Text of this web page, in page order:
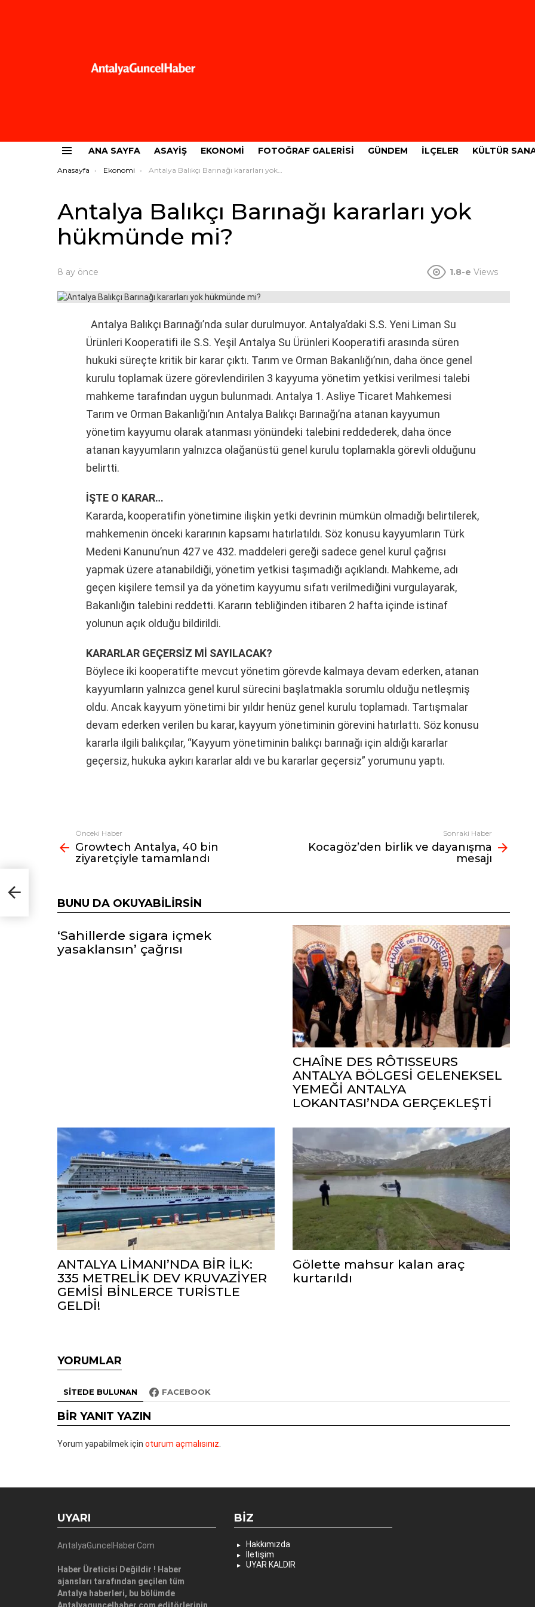
ANA SAYFA ASAYIŞ EKONOMI FOTOĞRAF GALERISI GÜNDEM İLÇELER KÜLTÜR
Buradasınız:
Anasayfa Ekonomi Antalya Balıkçı Barınağı kararları yok hükmünde mi?
Antalya Balıkçı Barınağı kararları yok
hükmünde mi?
8 ay önce 1.8-e Views
Antalya Balıkçı Barınağı’nda sular durulmuyor. Antalya’daki S.S. Yeni Liman Su
Ürünleri Kooperatifi ile S.S. Yeşil Antalya Su Ürünleri Kooperatifi arasında süren
hukuki süreçte kritik bir karar çıktı. Tarım ve Orman Bakanlığı’nın, daha önce genel
kurulu toplamak üzere görevlendirilen 3 kayyuma yönetim yetkisi verilmesi talebi
mahkeme tarafından uygun bulunmadı. Antalya 1. Asliye Ticaret Mahkemesi
Tarım ve Orman Bakanlığı’nın Antalya Balıkçı Barınağı’na atanan kayyumun
yönetim kayyumu olarak atanması yönündeki talebini reddederek, daha önce
atanan kayyumların yalnızca olağanüstü genel kurulu toplamakla görevli olduğunu
belirtti.
İŞTE O KARAR…
Kararda, kooperatifin yönetimine ilişkin yetki devrinin mümkün olmadığı belirtilerek,
mahkemenin önceki kararının kapsamı hatırlatıldı. Söz konusu kayyumların Türk
Medeni Kanunu’nun 427 ve 432. maddeleri gereği sadece genel kurul çağrısı
yapmak üzere atanabildiği, yönetim yetkisi taşımadığı açıklandı. Mahkeme, adı
geçen kişilere temsil ya da yönetim kayyumu sıfatı verilmediğini vurgulayarak,
Bakanlığın talebini reddetti. Kararın tebliğinden itibaren 2 hafta içinde istinaf
yolunun açık olduğu bildirildi.
KARARLAR GEÇERSİZ Mİ SAYILACAK?
Böylece iki kooperatifte mevcut yönetim görevde kalmaya devam ederken, atanan
kayyumların yalnızca genel kurul sürecini başlatmakla sorumlu olduğu netleşmiş
oldu. Ancak kayyum yönetimi bir yıldır henüz genel kurulu toplamadı. Tartışmalar
devam ederken verilen bu karar, kayyum yönetiminin görevini hatırlattı. Söz konusu
kararla ilgili balıkçılar, “Kayyum yönetiminin balıkçı barınağı için aldığı kararlar
geçersiz, hukuka aykırı kararlar aldı ve bu kararlar geçersiz” yorumunu yaptı.
Fazlasına
bak
Önceki Haber
Growtech Antalya, 40 bin
ziyaretçiyle tamamlandı
Sonraki Haber
Kocagöz’den birlik ve dayanışma
mesajı
BUNU DA OKUYABILIRSIN
‘Sahillerde sigara içmek
yasaklansın’ çağrısı
CHAÎNE DES RÔTISSEURS
ANTALYA BÖLGESİ GELENEKSEL
YEMEĞİ ANTALYA
LOKANTASI’NDA GERÇEKLEŞTİ
ANTALYA LİMANI’NDA BİR İLK:
335 METRELİK DEV KRUVAZİYER
GEMİSİ BİNLERCE TURİSTLE
GELDİ!
Gölette mahsur kalan araç
kurtarıldı
YORUMLAR
SITEDE BULUNAN FACEBOOK
BIR YANIT YAZIN
Yorum yapabilmek için oturum açmalısınız
UYARI
AntalyaGuncelHaber.Com
Haber Üreticisi Değildir ! Haber
ajansları tarafından geçilen tüm
Antalya haberleri, bu bölümde
BIZ
Hakkımızda
İletişim
UYAR KALDIR